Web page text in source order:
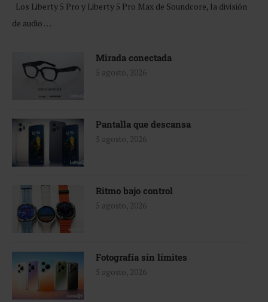
Los Liberty 5 Pro y Liberty 5 Pro Max de Soundcore, la división
de audio …
Mirada conectada
5 agosto, 2026
Pantalla que descansa
5 agosto, 2026
Ritmo bajo control
5 agosto, 2026
Fotografía sin límites
5 agosto, 2026